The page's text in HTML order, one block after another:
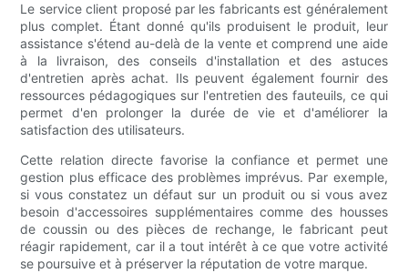
Le service client proposé par les fabricants est généralement
plus complet. Étant donné qu'ils produisent le produit, leur
assistance s'étend au-delà de la vente et comprend une aide
à la livraison, des conseils d'installation et des astuces
d'entretien après achat. Ils peuvent également fournir des
ressources pédagogiques sur l'entretien des fauteuils, ce qui
permet d'en prolonger la durée de vie et d'améliorer la
satisfaction des utilisateurs.
Cette relation directe favorise la confiance et permet une
gestion plus efficace des problèmes imprévus. Par exemple,
si vous constatez un défaut sur un produit ou si vous avez
besoin d'accessoires supplémentaires comme des housses
de coussin ou des pièces de rechange, le fabricant peut
réagir rapidement, car il a tout intérêt à ce que votre activité
se poursuive et à préserver la réputation de votre marque.